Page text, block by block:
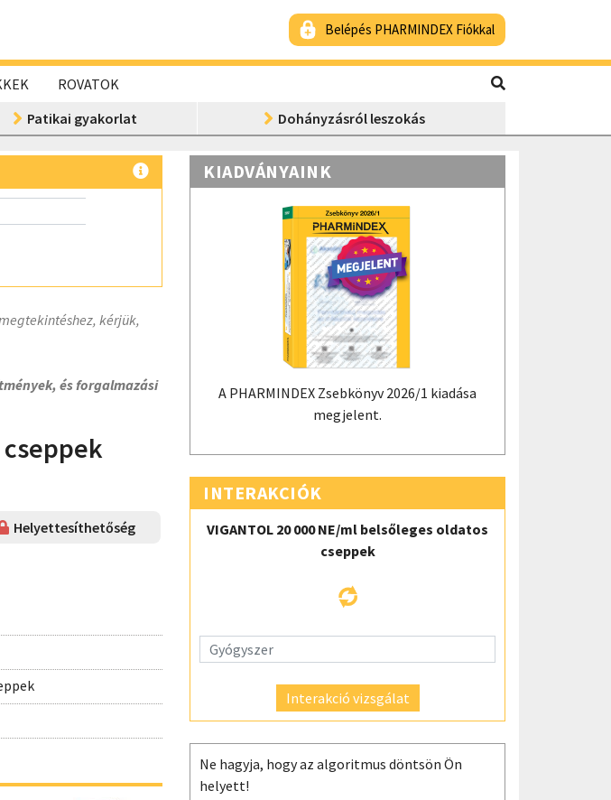
Belépés PHARMINDEX Fiókkal
ROVATOK
Patikai gyakorlat Dohányzásról leszokás
kérjük,
és forgalmazási
cseppek
Helyettesíthetőség
KIADVÁNYAINK
A PHARMINDEX Zsebkönyv 2026/1 kiadása
megjelent.
INTERAKCIÓK
VIGANTOL 20 000 NE/ml belsőleges oldatos
cseppek
Interakció vizsgálat
Ne hagyja, hogy az algoritmus döntsön Ön
helyett!